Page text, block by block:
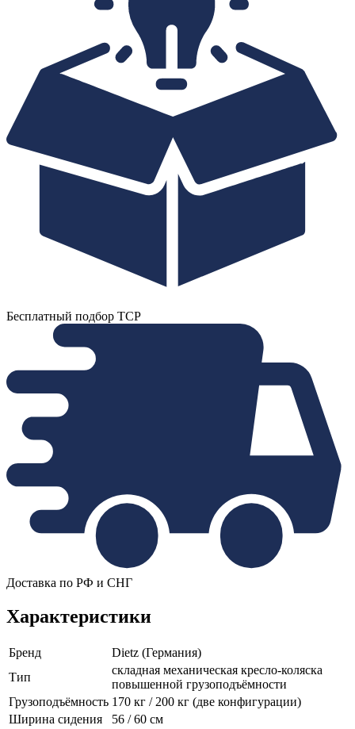
Бесплатный подбор ТСР
Доставка по РФ и СНГ
Характеристики
Бренд
Dietz (Германия)
Тип
складная механическая кресло-коляска
повышенной грузоподъёмности
Грузоподъёмность 170 кг / 200 кг (две конфигурации)
Ширина сидения
56 / 60 см